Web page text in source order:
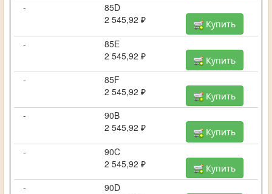
-
85D
2 545,92 ₽
Купить
-
85E
2 545,92 ₽
Купить
-
85F
2 545,92 ₽
Купить
-
90B
2 545,92 ₽
Купить
-
90C
2 545,92 ₽
Купить
-
90D